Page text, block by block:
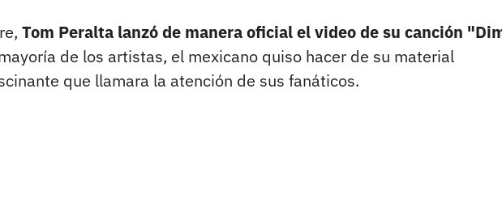
Tom Peralta lanzó de manera oficial el video de su canción
de los artistas, el mexicano quiso hacer de su material
que llamara la atención de sus fanáticos.